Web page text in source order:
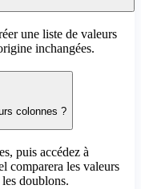
une liste de valeurs
inchangées.
colonnes ?
puis accédez à
comparera les valeurs
doublons.